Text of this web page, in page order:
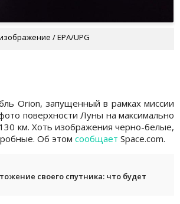
/ EPA/UPG
Orion, запущенный в рамках миссии
поверхности Луны на максимально
км. Хоть изображения черно-белые,
Об этом сообщает Space.com.
своего спутника: что будет